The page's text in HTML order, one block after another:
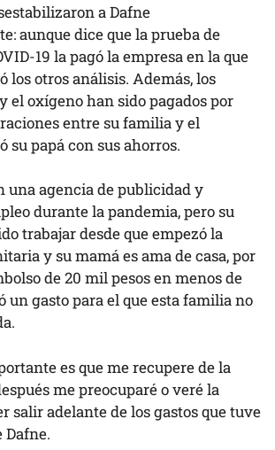
a Dafne
aunque dice que la prueba de
19 la pagó la empresa en la que
los otros análisis. Además, los
el oxígeno han sido pagados por
entre su familia y el
su papá con sus ahorros.
una agencia de publicidad y
durante la pandemia, pero su
trabajar desde que empezó la
y su mamá es ama de casa, por
de 20 mil pesos en menos de
un gasto para el que esta familia no
es que me recupere de la
me preocuparé o veré la
salir adelante de los gastos que tuve
Dafne.